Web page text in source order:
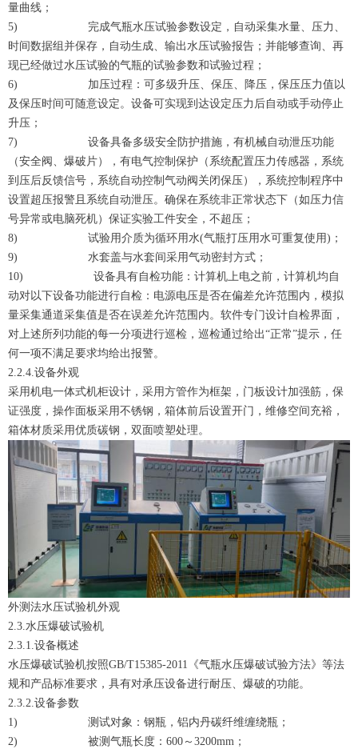
量曲线；
5) 完成气瓶水压试验参数设定，自动采集水量、压力、
时间数据组并保存，自动生成、输出水压试验报告；并能够查询、再
现已经做过水压试验的气瓶的试验参数和试验过程；
6) 加压过程：可多级升压、保压、降压，保压压力值以
及保压时间可随意设定。设备可实现到达设定压力后自动或手动停止
升压；
7) 设备具备多级安全防护措施，有机械自动泄压功能
（安全阀、爆破片），有电气控制保护（系统配置压力传感器，系统
到压后反馈信号，系统自动控制气动阀关闭保压），系统控制程序中
设置超压报警且系统自动泄压。确保在系统非正常状态下（如压力信
号异常或电脑死机）保证实验工件安全，不超压；
8) 试验用介质为循环用水(气瓶打压用水可重复使用)；
9) 水套盖与水套间采用气动密封方式；
10) 设备具有自检功能：计算机上电之前，计算机均自
动对以下设备功能进行自检：电源电压是否在偏差允许范围内，模拟
量采集通道采集值是否在误差允许范围内。软件专门设计自检界面，
对上述所列功能的每一分项进行巡检，巡检通过给出“正常”提示，任
何一项不满足要求均给出报警。
2.2.4.设备外观
采用机电一体式机柜设计，采用方管作为框架，门板设计加强筋，保
证强度，操作面板采用不锈钢，箱体前后设置开门，维修空间充裕，
箱体材质采用优质碳钢，双面喷塑处理。
外测法水压试验机外观
2.3.水压爆破试验机
2.3.1.设备概述
水压爆破试验机按照GB/T15385-2011《气瓶水压爆破试验方法》等法
规和产品标准要求，具有对承压设备进行耐压、爆破的功能。
2.3.2.设备参数
1) 测试对象：钢瓶，铝内丹碳纤维缠绕瓶；
2) 被测气瓶长度：600～3200mm；